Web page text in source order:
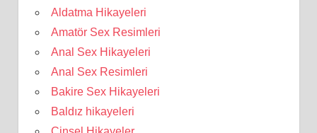
Aldatma Hikayeleri
Amatör Sex Resimleri
Anal Sex Hikayeleri
Anal Sex Resimleri
Bakire Sex Hikayeleri
Baldız hikayeleri